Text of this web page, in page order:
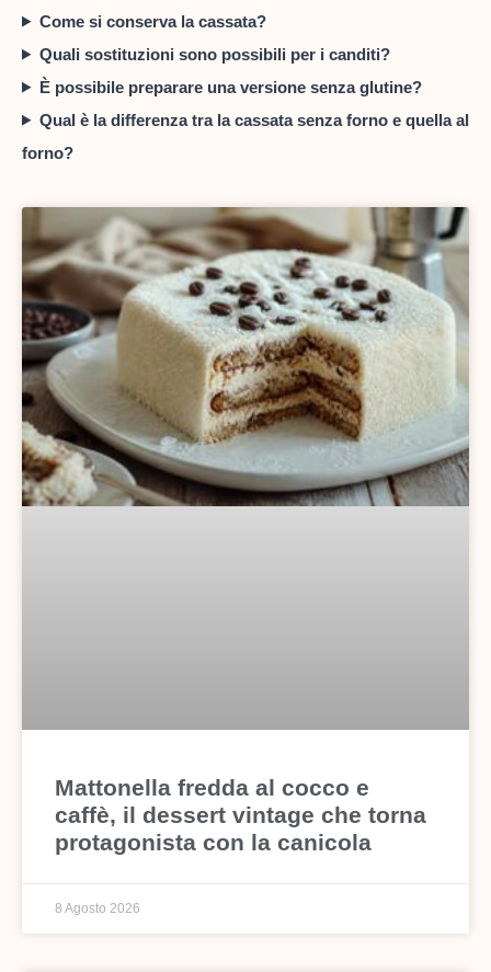
Mattonella fredda al cocco e
caffè, il dessert vintage che torna
protagonista con la canicola
8 Agosto 2026
Come si conserva la cassata?
Quali sostituzioni sono possibili per i canditi?
È possibile preparare una versione senza glutine?
Qual è la differenza tra la cassata senza forno e quella al
forno?